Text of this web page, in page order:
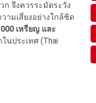
จึงควรระมัดระวัง
ามเสี่ยงอย่างใกล้ชิด
เหรียญ และ
นประเทศ (Thai